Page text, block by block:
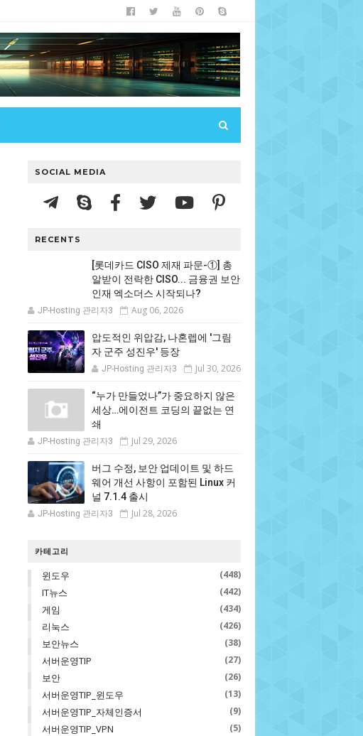
SOCIAL MEDIA
RECENTS
[롯데카드 CISO 제재 파문-①] 총
알받이 전락한 CISO... 금융권 보안
인재 엑소더스 시작되나?
JP-Hosting 관리자3 Aug 06, 2026
압도적인 위압감, 나혼렙에 '그림
자 군주 성진우' 등장
JP-Hosting 관리자3 Jul 30, 2026
“누가 만들었나”가 중요하지 않은
세상…에이전트 코딩의 끝없는 연
쇄
JP-Hosting 관리자3 Jul 29, 2026
버그 수정, 보안 업데이트 및 하드
웨어 개선 사항이 포함된 Linux 커
널 7.1.4 출시
JP-Hosting 관리자3 Jul 28, 2026
카테고리
윈도우 (448)
IT뉴스 (442)
게임 (434)
리눅스 (426)
보안뉴스 (38)
서버운영TIP (27)
보안 (26)
서버운영TIP_윈도우 (13)
서버운영TIP_자체인증서 (9)
서버운영TIP_VPN (5)